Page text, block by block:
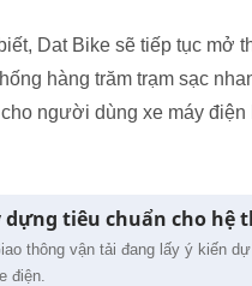
Dat Bike sẽ tiếp tục mở
hàng trăm trạm sạc
người dùng xe máy điện
dựng tiêu chuẩn cho hệ
thông vận tải đang lấy ý kiến
điện.